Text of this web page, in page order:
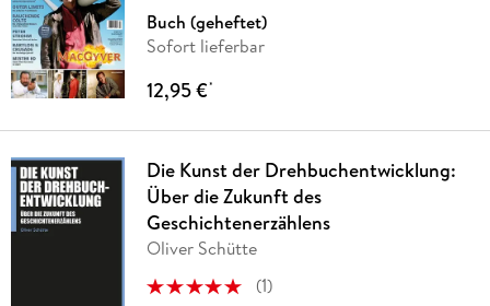
Buch (geheftet)
Sofort lieferbar
12,95 €*
Die Kunst der Drehbuchentwicklung:
Über die Zukunft des
Geschichtenerzählens
Oliver Schütte
(1)